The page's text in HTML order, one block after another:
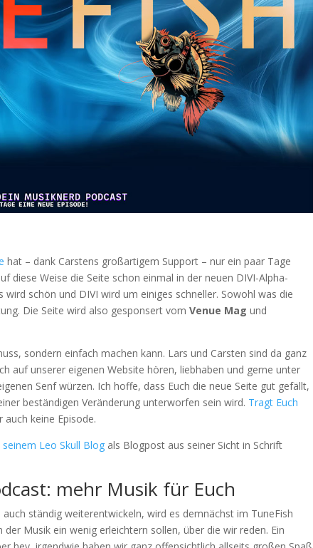
hat – dank Carstens großartigem Support – nur ein paar Tage
diese Weise die Seite schon einmal in der neuen DIVI-Alpha-
schön und DIVI wird um einiges schneller. Sowohl was die
Die Seite wird also gesponsert vomVenue Mag und
sondern einfach machen kann. Lars und Carsten sind da ganz
auf unserer eigenen Website hören, liebhaben und gerne unter
Senf würzen. Ich hoffe, dass Euch die neue Seite gut gefällt,
beständigen Veränderung unterworfen sein wird. Tragt Euch
auch keine Episode.
seinem Leo Skull Blog als Blogpost aus seiner Sicht in Schrift
mehr Musik für Euch
ständig weiterentwickeln, wird es demnächst im TuneFish
Musik ein wenig erleichtern sollen, über die wir reden. Ein